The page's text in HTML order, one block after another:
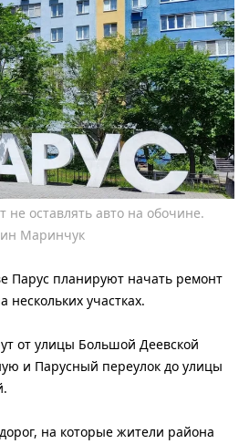
не оставлять авто на обочине.
Маринчук
Парус планируют начать ремонт
участках.
от улицы Большой Деевской
и Парусный переулок до улицы
на которые жители района